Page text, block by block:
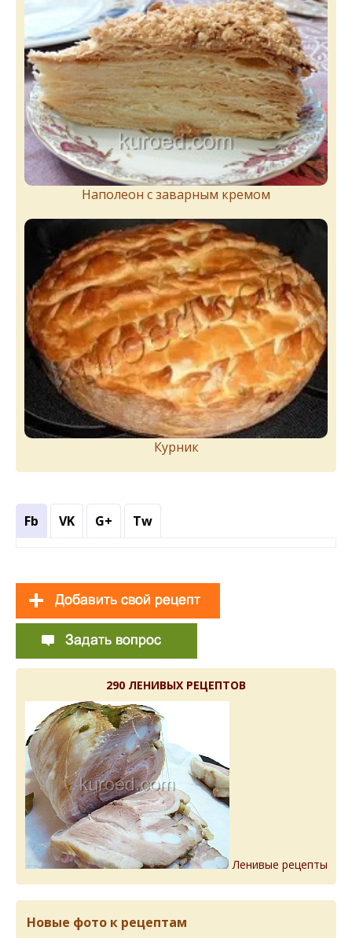
Наполеон с заварным кремом
Курник
Fb VK G+ Tw
290 ЛЕНИВЫХ РЕЦЕПТОВ
Ленивые рецепты
Новые фото к рецептам